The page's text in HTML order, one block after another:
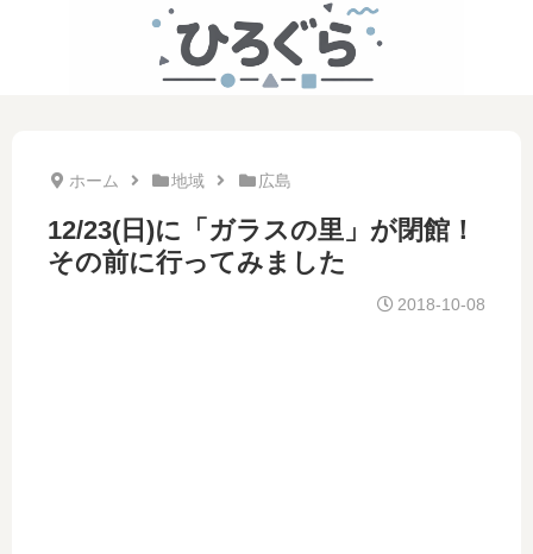
ホーム 地域 広島
12/23(日)に「ガラスの里」が閉館！
その前に行ってみました
2018-10-08